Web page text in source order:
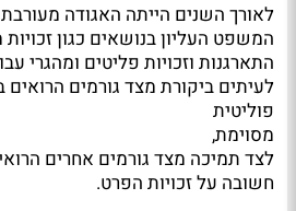
לאורך השנים הייתה האגודה
המשפט העליון בנושאים כגון
התארגנות וזכויות פליטים ומהגרי
לעיתים ביקורת מצד גורמים הרואים
פוליטית
מסוימת,
לצד תמיכה מצד גורמים אחרים
חשובה על זכויות הפרט.